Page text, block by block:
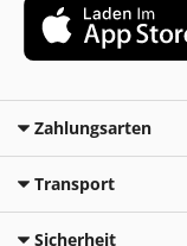
Zahlungsarten
Transport
Sicherheit